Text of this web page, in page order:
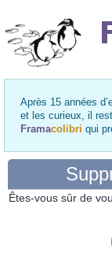
Après 15 années
et les curieux, il
Framacolibri qui
Êtes-vous sûr de